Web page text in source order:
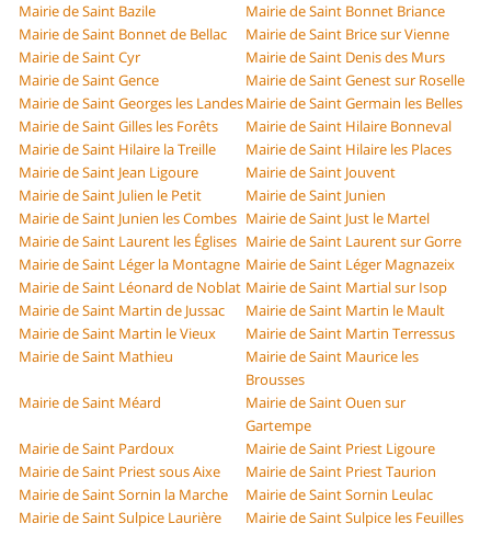
Mairie de Saint Bazile
Mairie de Saint Bonnet Briance
Mairie de Saint Bonnet de Bellac
Mairie de Saint Brice sur Vienne
Mairie de Saint Cyr
Mairie de Saint Denis des Murs
Mairie de Saint Gence
Mairie de Saint Genest sur Roselle
Mairie de Saint Georges les LandesMairie de Saint Germain les Belles
Mairie de Saint Gilles les Forêts
Mairie de Saint Hilaire Bonneval
Mairie de Saint Hilaire la Treille
Mairie de Saint Hilaire les Places
Mairie de Saint Jean Ligoure
Mairie de Saint Jouvent
Mairie de Saint Julien le Petit
Mairie de Saint Junien
Mairie de Saint Junien les Combes Mairie de Saint Just le Martel
Mairie de Saint Laurent les Églises Mairie de Saint Laurent sur Gorre
Mairie de Saint Léger la Montagne Mairie de Saint Léger Magnazeix
Mairie de Saint Léonard de Noblat Mairie de Saint Martial sur Isop
Mairie de Saint Martin de Jussac
Mairie de Saint Martin le Mault
Mairie de Saint Martin le Vieux
Mairie de Saint Martin Terressus
Mairie de Saint Mathieu
Mairie de Saint Maurice les
Brousses
Mairie de Saint Méard
Mairie de Saint Ouen sur
Gartempe
Mairie de Saint Pardoux
Mairie de Saint Priest Ligoure
Mairie de Saint Priest sous Aixe
Mairie de Saint Priest Taurion
Mairie de Saint Sornin la Marche
Mairie de Saint Sornin Leulac
Mairie de Saint Sulpice Laurière
Mairie de Saint Sulpice les Feuilles